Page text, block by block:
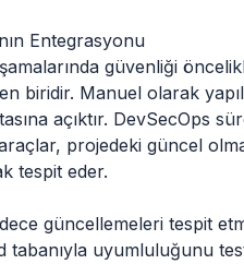
Entegrasyonu
güvenliği
biridir. Manuel olarak
açıktır. DevSecOps
projedeki güncel
tespit eder.
güncellemeleri tespit
tabanıyla uyumluluğunu